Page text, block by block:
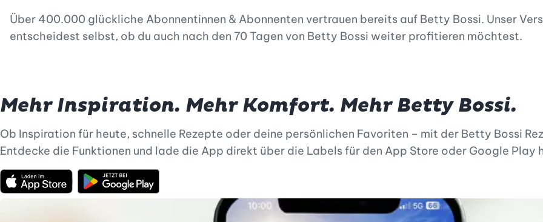
Über 400.000 glückliche Abonnentinnen & Abonnenten vertrauen bereits auf Betty Bossi. Unser
entscheidest selbst, ob du auch nach den 70 Tagen von Betty Bossi weiter profitieren möchtest.
Mehr Inspiration. Mehr Komfort. Mehr Betty Bossi.
Ob Inspiration für heute, schnelle Rezepte oder deine persönlichen Favoriten – mit der Betty Bossi
Entdecke die Funktionen und lade die App direkt über die Labels für den App Store oder Google Play